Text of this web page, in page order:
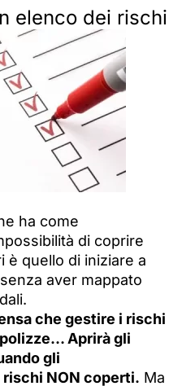
elenco dei rischi
ha come
di coprire
è quello di iniziare a
aver mappato
che gestire i rischi
Aprirà gli
gli
NON coperti. Ma